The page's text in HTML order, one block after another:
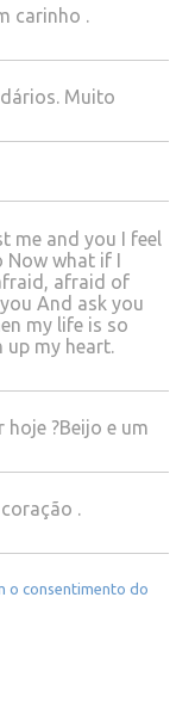
carinho .
Muito
me and you I feel
Now what if I
afraid of
And ask you
my life is so
up my heart.
?Beijo e um
.
o consentimento do